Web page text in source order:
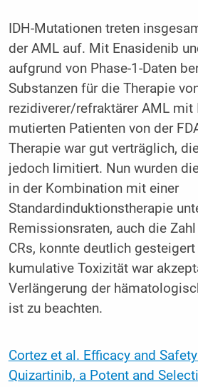
IDH-Mutationen treten
der AML auf. Mit Enasidenib
aufgrund von Phase-1-Daten
Substanzen für die Therapie
rezidiverer/refraktärer AML mit
mutierten Patienten von der
Therapie war gut verträglich,
jedoch limitiert. Nun wurden
in der Kombination mit einer
Standardinduktionstherapie
Remissionsraten, auch die
CRs, konnte deutlich
kumulative Toxizität war
Verlängerung der
ist zu beachten.
Cortez et al. Efficacy and
Quizartinib, a Potent and